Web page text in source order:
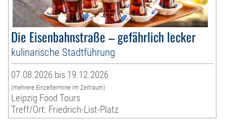
Die Eisenbahnstraße – gefährlich lecker
kulinarische Stadtführung
07.08.2026 bis 19.12.2026
(mehrere Einzeltermine im Zeitraum)
Leipzig Food Tours
Treff/Ort: Friedrich-List-Platz